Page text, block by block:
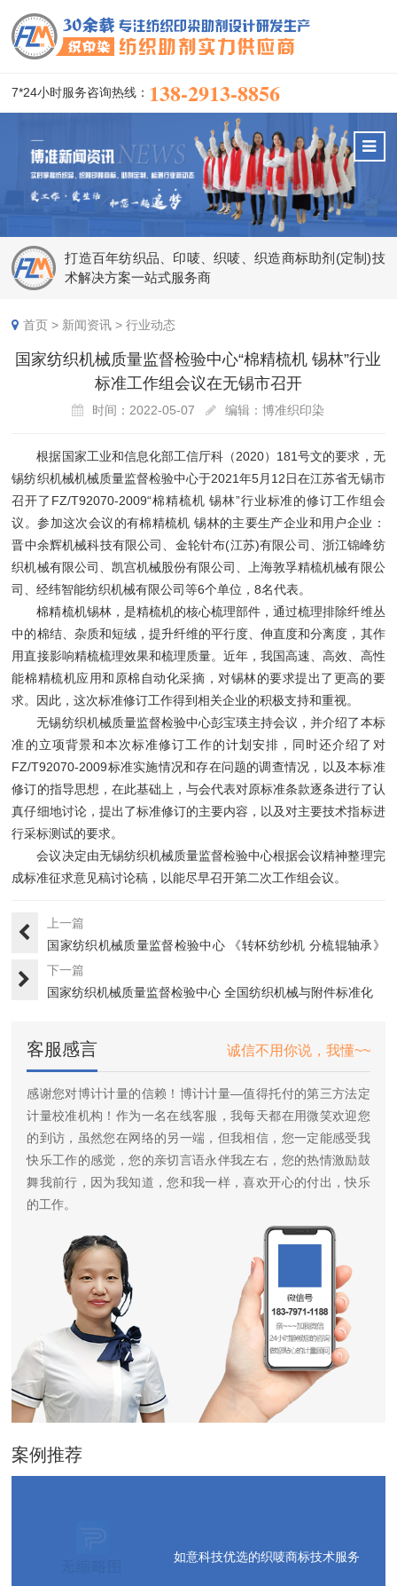
7*24小时服务咨询热线： 138-2913-8856
打造百年纺织品、印唛、织唛、织造商标助剂(定制)技
术解决方案一站式服务商
首页 > 新闻资讯 >行业动态
国家纺织机械质量监督检验中心“棉精梳机 锡林”行业
标准工作组会议在无锡市召开
时间：2022-05-07 编辑：博准织印染
根据国家工业和信息化部工信厅科（2020）181号文的要求，无
锡纺织机械机械质量监督检验中心于2021年5月12日在江苏省无锡市
召开了FZ/T92070-2009“棉精梳机 锡林”行业标准的修订工作组会
议。参加这次会议的有棉精梳机 锡林的主要生产企业和用户企业：
晋中余辉机械科技有限公司、金轮针布(江苏)有限公司、浙江锦峰纺
织机械有限公司、凯宫机械股份有限公司、上海敦孚精梳机械有限公
司、经纬智能纺织机械有限公司等6个单位，8名代表。
棉精梳机锡林，是精梳机的核心梳理部件，通过梳理排除纤维丛
中的棉结、杂质和短绒，提升纤维的平行度、伸直度和分离度，其作
用直接影响精梳梳理效果和梳理质量。近年，我国高速、高效、高性
能棉精梳机应用和原棉自动化采摘，对锡林的要求提出了更高的要
求。因此，这次标准修订工作得到相关企业的积极支持和重视。
无锡纺织机械质量监督检验中心彭宝瑛主持会议，并介绍了本标
准的立项背景和本次标准修订工作的计划安排，同时还介绍了对
FZ/T92070-2009标准实施情况和存在问题的调查情况，以及本标准
修订的指导思想，在此基础上，与会代表对原标准条款逐条进行了认
真仔细地讨论，提出了标准修订的主要内容，以及对主要技术指标进
行采标测试的要求。
会议决定由无锡纺织机械质量监督检验中心根据会议精神整理完
成标准征求意见稿讨论稿，以能尽早召开第二次工作组会议。
上一篇
国家纺织机械质量监督检验中心 《转杯纺纱机 分梳辊轴承》
纺···
下一篇
国家纺织机械质量监督检验中心 全国纺织机械与附件标准化
客服感言 诚信不用你说，我懂~~
感谢您对博计计量的信赖！博计计量—值得托付的第三方法定
计量校准机构！作为一名在线客服，我每天都在用微笑欢迎您
的到访，虽然您在网络的另一端，但我相信，您一定能感受我
快乐工作的感觉，您的亲切言语永伴我左右，您的热情激励鼓
舞我前行，因为我知道，您和我一样，喜欢开心的付出，快乐
的工作。
案例推荐
如意科技优选的织唛商标技术服务